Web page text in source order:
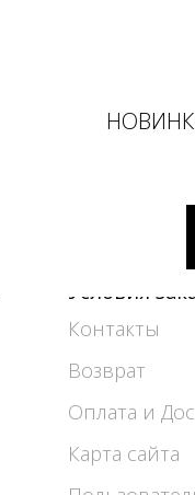
Условия
Контакты
Возврат
Оплата и
Карта сайта